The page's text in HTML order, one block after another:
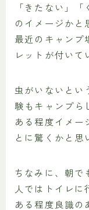
「きたない」
のイメージかと
最近のキャンプ
レットが付い
虫がいないとい
験もキャンプら
ある程度イメー
とに驚くかと思
ちなみに、朝で
人ではトイレに
ある程度良識の